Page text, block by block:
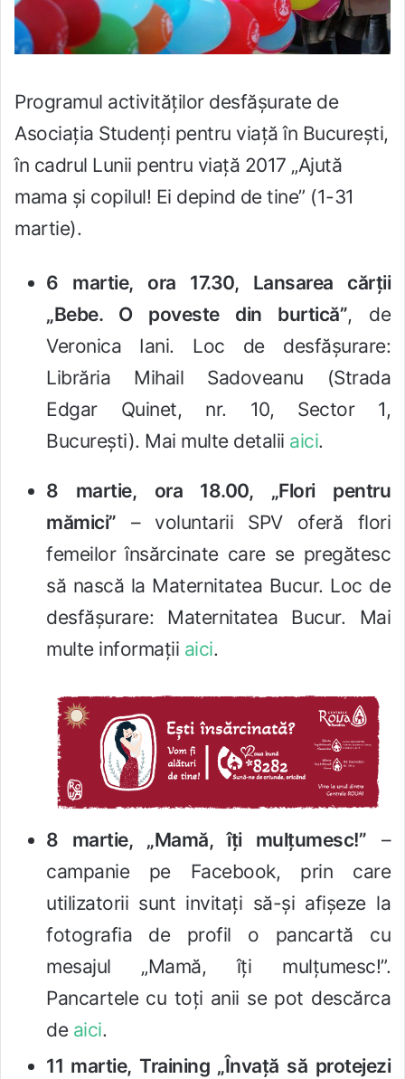
Programul activităților desfășurate de
Asociația Studenți pentru viață în București,
în cadrul Lunii pentru viață 2017 „Ajută
mama și copilul! Ei depind de tine” (1-31
martie).
6 martie, ora 17.30, Lansarea cărții
„Bebe. O poveste din burtică”, de
Veronica Iani. Loc de desfășurare:
Librăria Mihail Sadoveanu (Strada
Edgar Quinet, nr. 10, Sector 1,
București). Mai multe detalii aici.
8 martie, ora 18.00, „Flori pentru
mămici” – voluntarii SPV oferă flori
femeilor însărcinate care se pregătesc
să nască la Maternitatea Bucur. Loc de
desfășurare: Maternitatea Bucur. Mai
multe informații aici.
8 martie, „Mamă, îți mulțumesc!” –
campanie pe Facebook, prin care
utilizatorii sunt invitați să-și afișeze la
fotografia de profil o pancartă cu
mesajul „Mamă, îți mulțumesc!”.
Pancartele cu toți anii se pot descărca
de aici.
11 martie, Training „Învață să protejezi